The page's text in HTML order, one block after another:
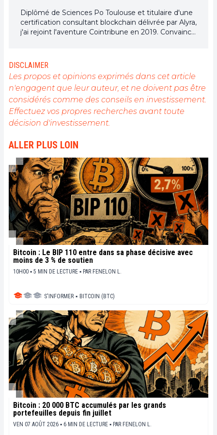
Diplômé de Sciences Po Toulouse et titulaire d'une
certification consultant blockchain délivrée par Alyra,
j'ai rejoint l'aventure Cointribune en 2019. Convaincu
l'engagement de sensibiliser et d'informer le grand
public sur cet écosystème en constante évolution.
Mon objectif est de permettre à chacun de mieux
comprendre la blockchain et de saisir les
opportunités qu'elle offre. Je m'efforce chaque jour
de fournir une analyse objective de l'actualité, de
décrypter les tendances du marché, de relayer les
sociétaux de cette révolution en marche.
DISCLAIMER
Les propos et opinions exprimés dans cet article
n'engagent que leur auteur, et ne doivent pas être
considérés comme des conseils en investissement.
Effectuez vos propres recherches avant toute
décision d'investissement.
ALLER PLUS LOIN
Bitcoin : Le BIP 110 entre dans sa phase décisive avec
moins de 3 % de soutien
10H00 ▪ 5 MIN DE LECTURE ▪ PAR FENELON L.
S'INFORMER ▪ BITCOIN (BTC)
Bitcoin : 20 000 BTC accumulés par les grands
portefeuilles depuis fin juillet
VEN 07 AOÛT 2026 ▪ 6 MIN DE LECTURE ▪ PAR FENELON L.